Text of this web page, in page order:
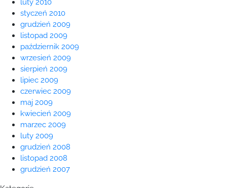
luty 2010
styczeń 2010
grudzień 2009
listopad 2009
październik 2009
wrzesień 2009
sierpień 2009
lipiec 2009
czerwiec 2009
maj 2009
kwiecień 2009
marzec 2009
luty 2009
grudzień 2008
listopad 2008
grudzień 2007